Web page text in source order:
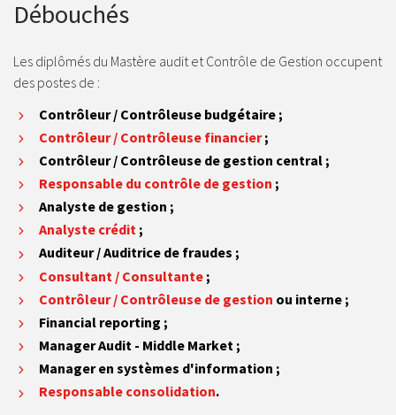
Débouchés
Les diplômés du Mastère audit et Contrôle de Gestion occupent
des postes de :
Contrôleur / Contrôleuse budgétaire ;
Contrôleur/ Contrôleuse financier;
Contrôleur/ Contrôleuse de gestion central ;
Responsable du contrôle de gestion ;
Analyste de gestion ;
Analyste crédit ;
Auditeur / Auditrice de fraudes ;
Consultant / Consultante ;
Contrôleur / Contrôleuse de gestion ou interne ;
Financial reporting ;
Manager Audit - Middle Market ;
Manager en systèmes d'information ;
Responsable consolidation.